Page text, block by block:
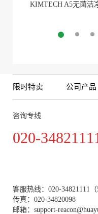
KIMTECH A5无菌洁
限时特卖 公司产品
咨询专线
020-
客服热线：020-34821111（
传真：020-34820098
邮箱：support-